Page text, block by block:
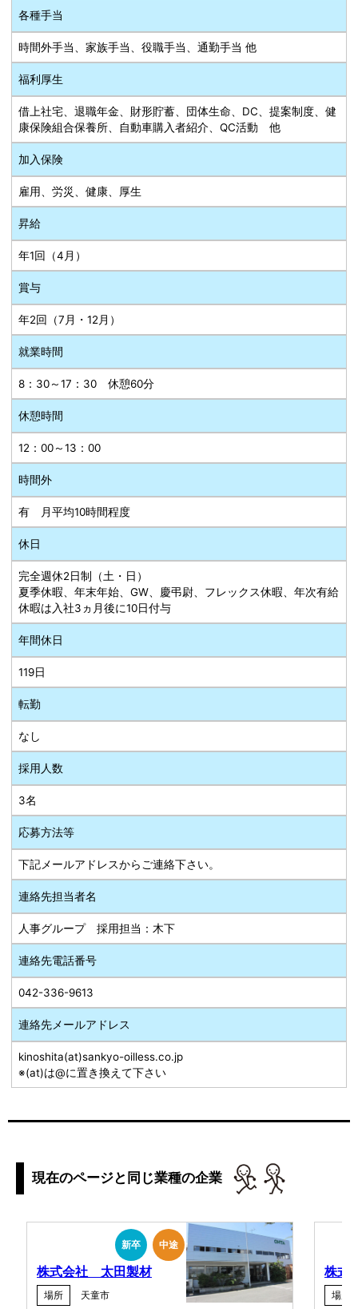
各種手当
時間外手当、家族手当、役職手当、通勤手当 他
福利厚生
借上社宅、退職年金、財形貯蓄、団体生命、DC、提案制度、健
康保険組合保養所、自動車購入者紹介、QC活動 他
加入保険
雇用、労災、健康、厚生
昇給
年1回（4月）
賞与
年2回（7月・12月）
就業時間
8：30～17：30 休憩60分
休憩時間
12：00～13：00
時間外
有 月平均10時間程度
休日
完全週休2日制（土・日）
夏季休暇、年末年始、GW、慶弔尉、フレックス休暇、年次有給
休暇は入社3ヵ月後に10日付与
年間休日
119日
転勤
なし
採用人数
3名
応募方法等
下記メールアドレスからご連絡下さい。
連絡先担当者名
人事グループ 採用担当：木下
連絡先電話番号
042-336-9613
連絡先メールアドレス
kinoshita(at)sankyo-oilless.co.jp
※(at)は@に置き換えて下さい
現在のページと同じ業種の企業
新卒 中途
株式会社 太田製材
場所 天童市
株式
場所